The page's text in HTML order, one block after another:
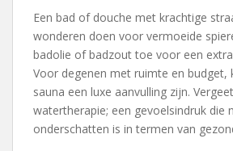
Een bad of douche met krachtige
wonderen doen voor vermoeide
badolie of badzout toe voor een
Voor degenen met ruimte en budget,
sauna een luxe aanvulling zijn.
watertherapie; een gevoelsindruk die
onderschatten is in termen van